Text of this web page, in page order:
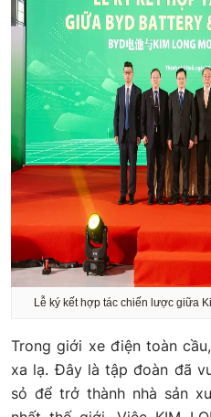
Lễ ký kết hợp tác chiến lược giữa
Trong giới xe điện toàn
xa lạ. Đây là tập đoàn đã
sỏ để trở thành nhà sản